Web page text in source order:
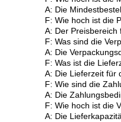
A: Die
F: Wie hoch ist die
A: Der Preisbereich
F: Was sind die
A: Die
F: Was ist die
A: Die Lieferzeit für
F: Wie sind die
A: Die
F: Wie hoch ist die
A: Die